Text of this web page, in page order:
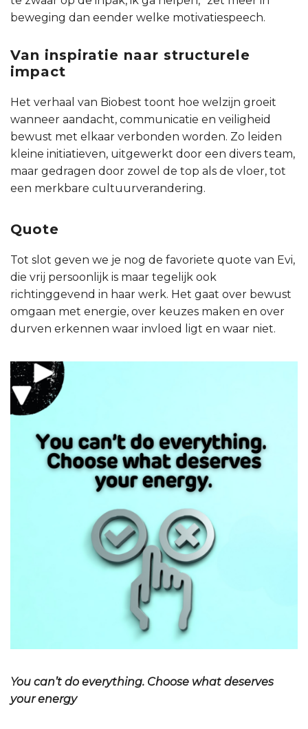
beweging dan eender welke motivatiespeech.
Van inspiratie naar structurele
impact
Het verhaal van Biobest toont hoe welzijn groeit
wanneer aandacht, communicatie en veiligheid
bewust met elkaar verbonden worden. Zo leiden
kleine initiatieven, uitgewerkt door een divers team,
maar gedragen door zowel de top als de vloer, tot
een merkbare cultuurverandering.
Quote
Tot slot geven we je nog de favoriete quote van Evi,
die vrij persoonlijk is maar tegelijk ook
richtinggevend in haar werk. Het gaat over bewust
omgaan met energie, over keuzes maken en over
durven erkennen waar invloed ligt en waar niet.
You can’t do everything. Choose what deserves
your energy